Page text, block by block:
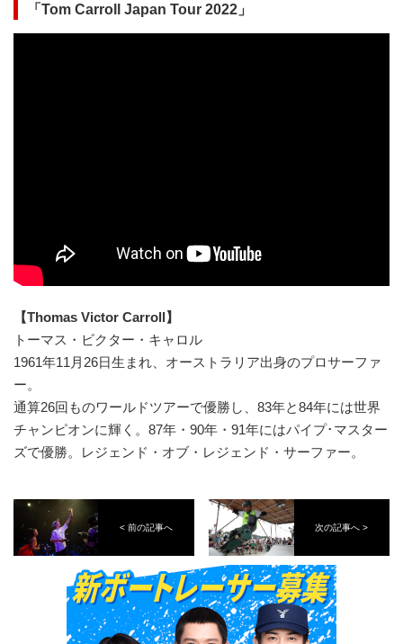
「 Tom Carroll Japan Tour 2022 」
【Thomas Victor Carroll】
トーマス・ビクター・キャロル
1961年11月26日生まれ、オーストラリア出身のプロサーファ
ー。
通算26回ものワールドツアーで優勝し、83年と84年には世界
チャンピオンに輝く。87年・90年・91年にはパイプ･マスター
ズで優勝。レジェンド・オブ・レジェンド・サーファー。
< 前の記事へ 次の記事へ >